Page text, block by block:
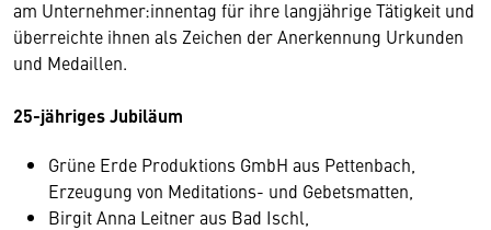
am Unternehmer:innentag für ihre langjährige Tätigkeit und
überreichte ihnen als Zeichen der Anerkennung Urkunden
und Medaillen.
25-jähriges Jubiläum
Grüne Erde Produktions GmbH aus Pettenbach,
Erzeugung von Meditations- und Gebetsmatten,
Birgit Anna Leitner aus Bad Ischl,